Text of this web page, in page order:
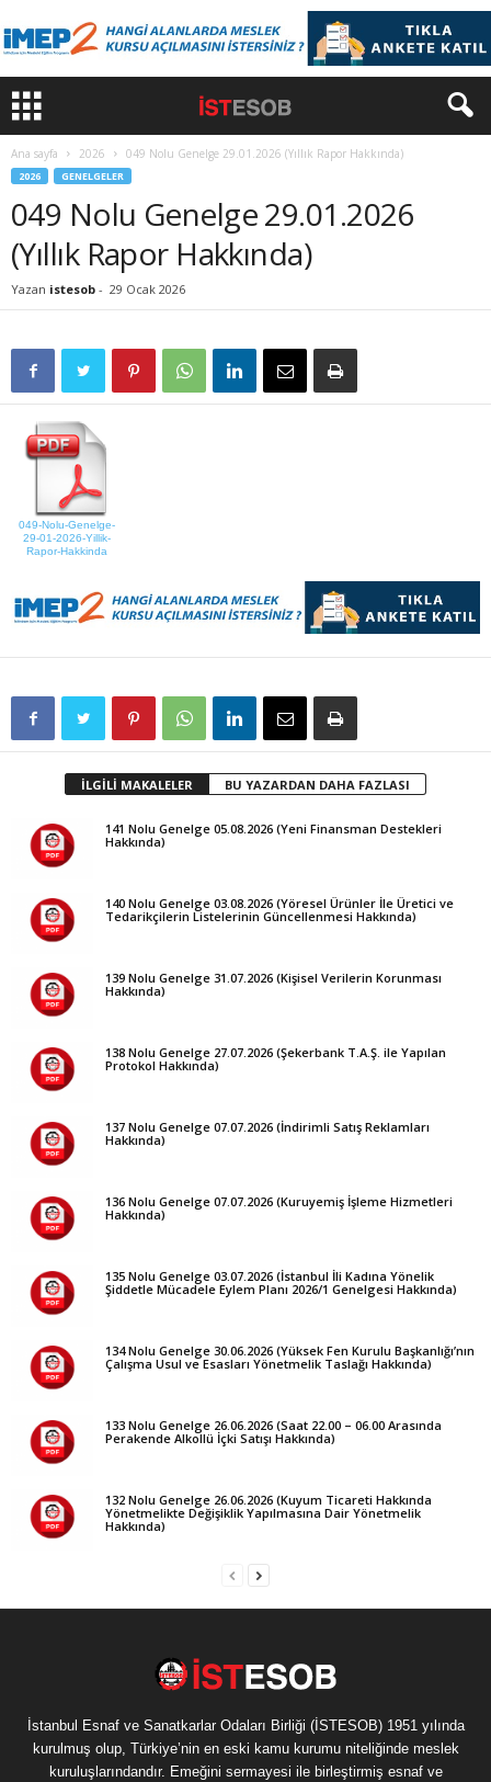
Ana sayfa 2026 049 Nolu Genelge 29.01.2026 (Yıllık Rapor Hakkında)
2026 GENELGELER
049 Nolu Genelge 29.01.2026
(Yıllık Rapor Hakkında)
Yazan istesob - 29 Ocak 2026
049-Nolu-Genelge-
29-01-2026-Yillik-
Rapor-Hakkinda
İLGİLİ MAKALELER BU YAZARDAN DAHA FAZLASI
141 Nolu Genelge 05.08.2026 (Yeni Finansman Destekleri
Hakkında)
140 Nolu Genelge 03.08.2026 (Yöresel Ürünler İle Üretici ve
Tedarikçilerin Listelerinin Güncellenmesi Hakkında)
139 Nolu Genelge 31.07.2026 (Kişisel Verilerin Korunması
Hakkında)
138 Nolu Genelge 27.07.2026 (Şekerbank T.A.Ş. ile Yapılan
Protokol Hakkında)
137 Nolu Genelge 07.07.2026 (İndirimli Satış Reklamları
Hakkında)
136 Nolu Genelge 07.07.2026 (Kuruyemiş İşleme Hizmetleri
Hakkında)
135 Nolu Genelge 03.07.2026 (İstanbul İli Kadına Yönelik
Şiddetle Mücadele Eylem Planı 2026/1 Genelgesi Hakkında)
134 Nolu Genelge 30.06.2026 (Yüksek Fen Kurulu Başkanlığı’nın
Çalışma Usul ve Esasları Yönetmelik Taslağı Hakkında)
133 Nolu Genelge 26.06.2026 (Saat 22.00 – 06.00 Arasında
Perakende Alkollü İçki Satışı Hakkında)
132 Nolu Genelge 26.06.2026 (Kuyum Ticareti Hakkında
Yönetmelikte Değişiklik Yapılmasına Dair Yönetmelik
Hakkında)
İstanbul Esnaf ve Sanatkarlar Odaları Birliği (İSTESOB) 1951 yılında
kurulmuş olup, Türkiye’nin en eski kamu kurumu niteliğinde meslek
kuruluşlarındandır. Emeğini sermayesi ile birleştirmiş esnaf ve